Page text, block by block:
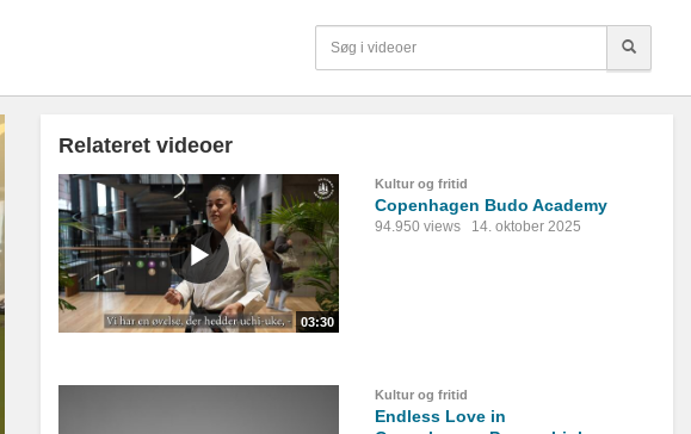
Relateret videoer
03:30
Kultur og fritid
Copenhagen Budo Academy
94.950 views 14. oktober 2025
Kultur og fritid
Endless Love in